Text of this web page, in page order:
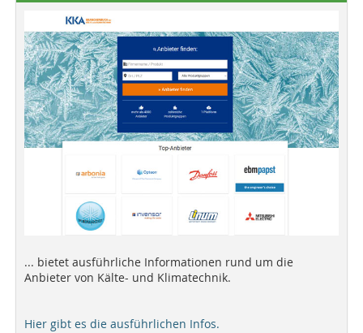
... bietet ausführliche Informationen rund um die
Anbieter von Kälte- und Klimatechnik.
Hier gibt es die ausführlichen Infos.